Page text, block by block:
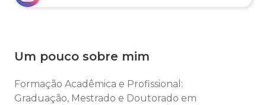
Um pouco sobre mim
Formação Acadêmica e Profissional:
Graduação, Mestrado e Doutorado em